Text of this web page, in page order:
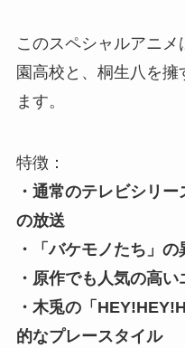
このスペシャルアニ
園高校と、桐生八を擁
ます。
特徴：
・通常のテレビシリ
の放送
・「バケモノたち」
・原作でも人気の高い
・木兎の「
的なプレースタイル